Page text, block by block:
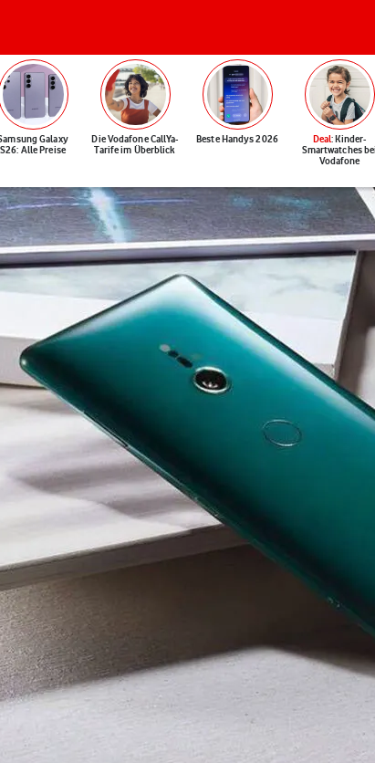
Galaxy
S26: Alle Preise
Die Vodafone CallYa-
Tarife im Überblick
Beste Handys 2026 Deal: Kinder-
Smartwatches bei
Vodafone